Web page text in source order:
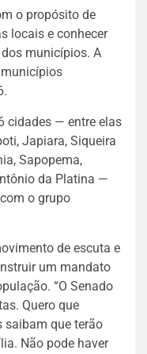
o propósito de
locais e conhecer
municípios. A
cidades — entre elas
Japiara, Siqueira
Sapopema,
da Platina —
o grupo
de escuta e
um mandato
“O Senado
Quero que
saibam que terão
Não pode haver